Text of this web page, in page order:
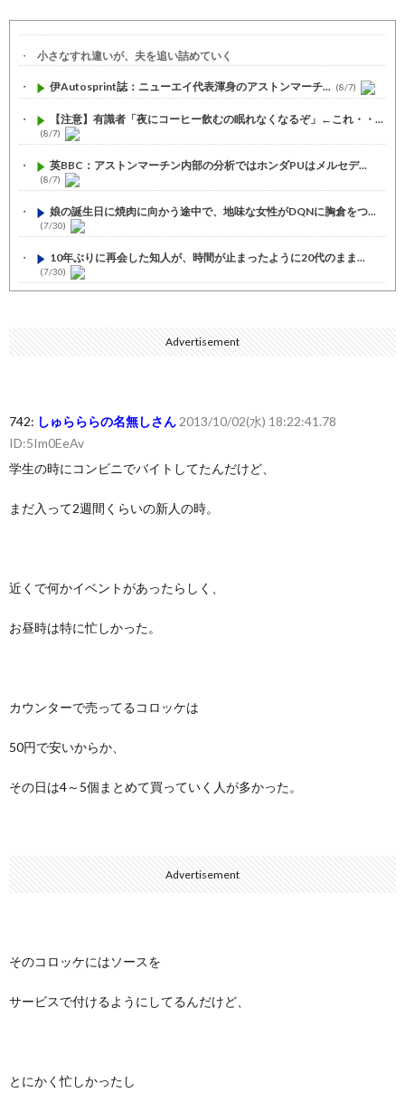
小さなすれ違いが、夫を追い詰めていく
伊Autosprint誌：ニューエイ代表渾身のアストンマーチ... (8/7)
【注意】有識者「夜にコーヒー飲むの眠れなくなるぞ」←これ・・...
(8/7)
英BBC：アストンマーチン内部の分析ではホンダPUはメルセデ...
(8/7)
娘の誕生日に焼肉に向かう途中で、地味な女性がDQNに胸倉をつ...
(7/30)
10年ぶりに再会した知人が、時間が止まったように20代のまま...
(7/30)
娘の誕生日に焼肉に向かう途中で、地味な女性がDQNに胸倉をつ...
いきなり円高 (7/30)
【セール】Apple Apple Watch、iPhoneや...
(7/30)
Powered by livedoor 相互RSS
Advertisement
742: しゅらららの名無しさん 2013/10/02(水) 18:22:41.78
ID:5Im0EeAv
学生の時にコンビニでバイトしてたんだけど、
まだ入って2週間くらいの新人の時。
近くで何かイベントがあったらしく、
お昼時は特に忙しかった。
カウンターで売ってるコロッケは
50円で安いからか、
その日は4～5個まとめて買っていく人が多かった。
Advertisement
そのコロッケにはソースを
サービスで付けるようにしてるんだけど、
とにかく忙しかったし